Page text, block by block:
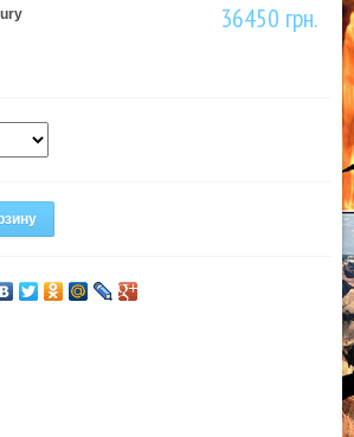
36450 грн.